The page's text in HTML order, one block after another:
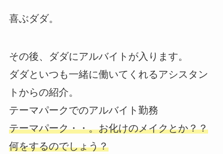
喜ぶダダ。
その後、ダダにアルバイトが入ります。
ダダといつも一緒に働いてくれるアシスタン
トからの紹介。
テーマパークでのアルバイト勤務
テーマパーク・・。お化けのメイクとか？？
何をするのでしょう？